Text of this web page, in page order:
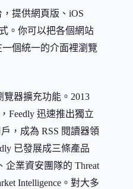
，提供網頁版、iOS
。你可以把各個網站
一個統一的介面裡瀏覽
覽器擴充功能。2013
Feedly 迅速推出獨立
，成為 RSS 閱讀器領
已發展成三條產品
企業資安團隊的 Threat
Intelligence。對大多